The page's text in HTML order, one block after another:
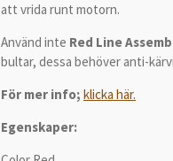
att vrida runt motorn.
Använd inte Red Line
bultar, dessa behöver anti-
För mer info; klicka här.
Egenskaper: